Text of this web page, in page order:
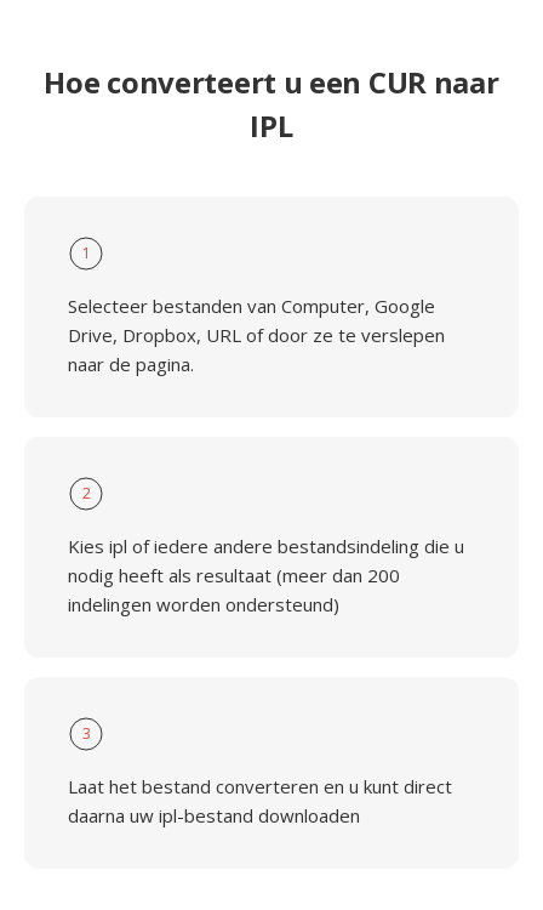
Hoe converteert u een CUR naar
IPL
1
Selecteer bestanden van Computer, Google
Drive, Dropbox, URL of door ze te verslepen
naar de pagina.
2
Kies ipl of iedere andere bestandsindeling die u
nodig heeft als resultaat (meer dan 200
indelingen worden ondersteund)
3
Laat het bestand converteren en u kunt direct
daarna uw ipl-bestand downloaden